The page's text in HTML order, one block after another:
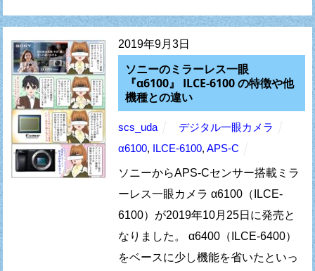
2019年9月3日
ソニーのミラーレス一眼
『α6100』 ILCE-6100 の特徴や他
機種との違い
scs_uda
デジタル一眼カメラ
α6100, ILCE-6100,APS-C
ソニーからAPS-Cセンサー搭載ミラ
ーレス一眼カメラ α6100（ILCE-
6100）が2019年10月25日に発売と
なりました。 α6400（ILCE-6400）
をベースに少し機能を省いたといっ